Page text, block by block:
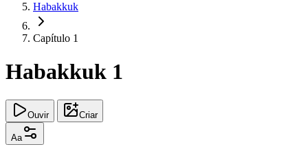
Habakkuk
Capítulo 1
Habakkuk 1
Ouvir Criar
Aa